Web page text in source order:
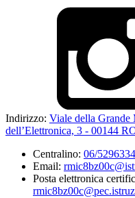
Indirizzo: Viale della
dell’Elettronica, 3 - 00144
Centralino: 06/5296334
Email:
Posta elettronica